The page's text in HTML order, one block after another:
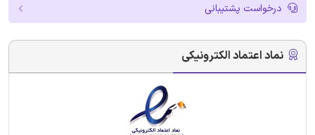
درخواست پشتیبانی
نماد اعتماد الکترونیکی